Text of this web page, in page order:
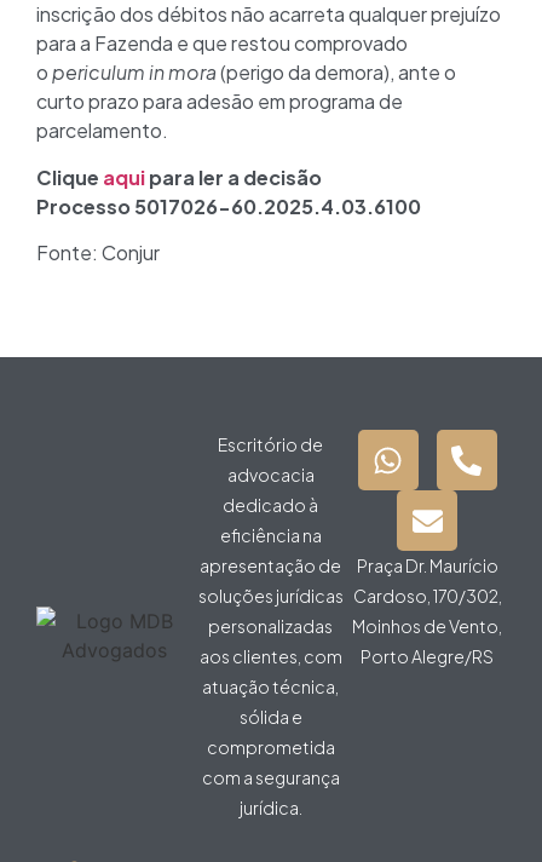
inscrição dos débitos não acarreta qualquer prejuízo
para a Fazenda e que restou comprovado
opericulum in mora(perigo da demora), ante o
curto prazo para adesão em programa de
parcelamento.
Clique aquipara ler a decisão
Processo 5017026-60.2025.4.03.6100
Fonte: Conjur
Escritório de
advocacia
dedicado à
eficiência na
apresentação de
soluções jurídicas
personalizadas
aos clientes, com
atuação técnica,
sólida e
comprometida
com a segurança
jurídica.
Praça Dr. Maurício
Cardoso, 170/302,
Moinhos de Vento,
Porto Alegre/RS